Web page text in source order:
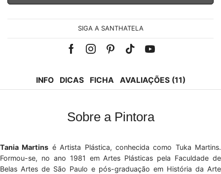
SIGA A SANTHATELA
Facebook
Instagram
Pinterest
Tik-Youtube
INFO DICAS FICHA AVALIAÇÕES (11)
Sobre a Pintora
Tania Martins é Artista Plástica, conhecida como Tuka Martins.
Formou-se, no ano 1981 em Artes Plásticas pela Faculdade de
Belas Artes de São Paulo e pós-graduação em História da Arte